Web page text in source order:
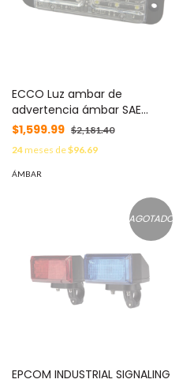
ECCO Luz ambar de
advertencia ámbar SAE
Clase I MOD: ED3701-A
$1,599.99 $2,181.40
24meses de$96.69
ÁMBAR
AGOTADO
EPCOM INDUSTRIAL SIGNALING